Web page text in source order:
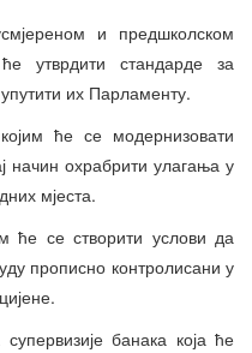
и предшколском
утврдити стандарде за
их Парламенту.
ће се модернизовати
начин охрабрити улагања у
мјеста.
се створити услови да
прописно контролисани у
банака која ће